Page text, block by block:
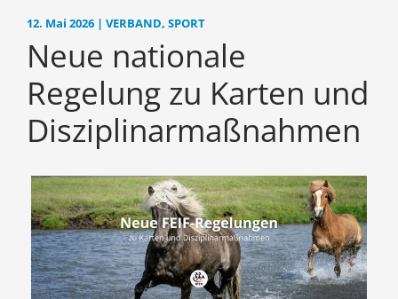
12. Mai 2026 | VERBAND, SPORT
Neue nationale
Regelung zu Karten und
Disziplinarmaßnahmen